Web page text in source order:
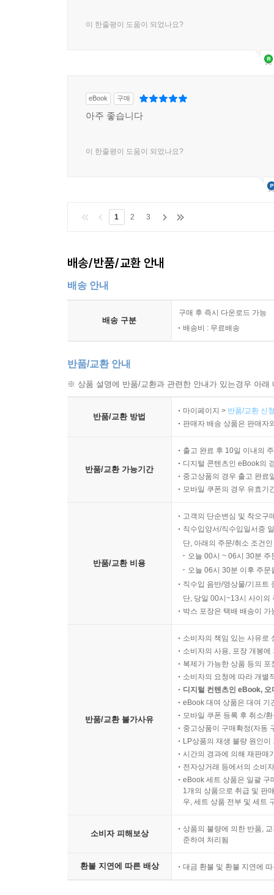
이 한줄평이 도움이 되었나요?
eBook 구매
아주 좋습니다
이 한줄평이 도움이 되었나요?
1 2 3
배송/반품/교환 안내
배송 안내
배송 구분
구매 후 즉시 다운로드 가능
배송비 : 무료배송
반품/교환 안내
※ 상품 설명에 반품/교환과 관련한 안내가 있는경우 아
반품/교환 방법
마이페이지 > 반품/교환 신
판매자 배송 상품은 판매자
반품/교환 가능기간
출고 완료 후 10일 이내의
디지털 콘텐츠인 eBook의
중고상품의 경우 출고 완료
모바일 쿠폰의 경우 유효기
반품/교환 비용
고객의 단순변심 및 착오구
직수입양서/직수입일서중
단, 아래의 주문/취소 조건
오늘 00시 ~ 06시 30분
오늘 06시 30분 이후 주
직수입 음반/영상물/기프트
단, 당일 00시~13시 사이의
박스 포장은 택배 배송이
반품/교환 불가사유
소비자의 책임 있는 사유로
소비자의 사용, 포장 개봉
복제가 가능한 상품 등의
소비자의 요청에 따라 개별
디지털 컨텐츠인 eBook,
eBook 대여 상품은 대여 기
모바일 쿠폰 등록 후 취소/
중고상품이 구매확정(자동
LP상품의 재생 불량 원인
시간의 경과에 의해 재판매
전자상거래 등에서의 소비
eBook 세트 상품은 일괄 구
1개의 상품으로 취급 및 판
우, 세트 상품 전부 및 세트
소비자 피해보상
상품의 불량에 의한 반품,
준하여 처리됨
환불 지연에 따른 배상 대금 환불 및 환불 지연에